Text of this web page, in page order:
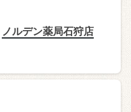
ノルデン薬局石狩店